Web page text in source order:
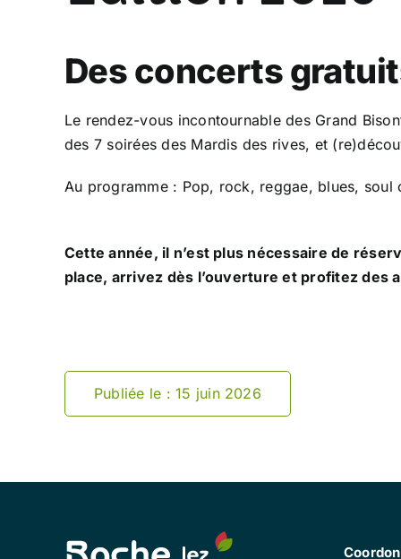
Des concerts
Le rendez-vous incontournable des Grand
des 7 soirées des Mardis des rives, et
Au programme : Pop, rock, reggae, blues,
Cette année, il n’est plus nécessaire de
place, arrivez dès l’ouverture et profitez des
Publiée le : 15 juin 2026